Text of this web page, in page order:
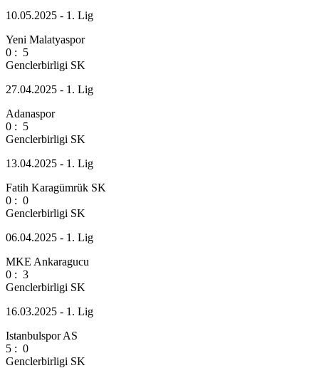
10.05.2025 - 1. Lig
Yeni Malatyaspor
0 : 5
Genclerbirligi SK
27.04.2025 - 1. Lig
Adanaspor
0 : 5
Genclerbirligi SK
13.04.2025 - 1. Lig
Fatih Karagümrük SK
0 : 0
Genclerbirligi SK
06.04.2025 - 1. Lig
MKE Ankaragucu
0 : 3
Genclerbirligi SK
16.03.2025 - 1. Lig
Istanbulspor AS
5 : 0
Genclerbirligi SK